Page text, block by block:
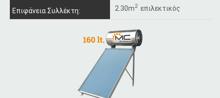
Επιφάνεια Συλλέκτη: 2.30m2επιλεκτικός